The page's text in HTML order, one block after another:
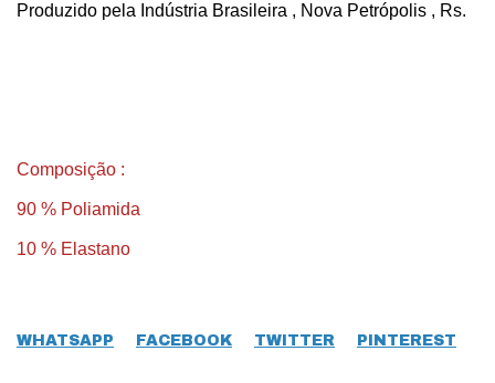
Produzido pela Indústria Brasileira , Nova Petrópolis , Rs.
Composição :
90 % Poliamida
10 % Elastano
WHATSAPP FACEBOOK TWITTER PINTEREST